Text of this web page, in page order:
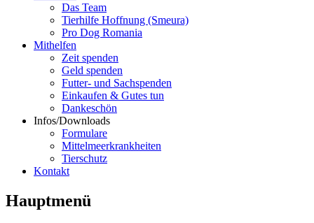
Das Team
Tierhilfe Hoffnung (Smeura)
Pro Dog Romania
Mithelfen
Zeit spenden
Geld spenden
Futter- und Sachspenden
Einkaufen & Gutes tun
Dankeschön
Infos/Downloads
Formulare
Mittelmeerkrankheiten
Tierschutz
Kontakt
Hauptmenü